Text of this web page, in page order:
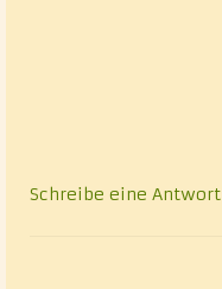
Schreibe eine Antwort